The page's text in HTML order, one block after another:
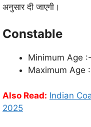
अनुसार दी जाएगी।
Constable
Minimum Age
Maximum Age
Also Read: Indian
2025